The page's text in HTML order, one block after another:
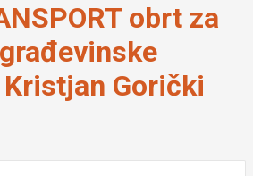
obrt za
Gorički